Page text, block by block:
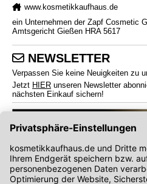
www.kosmetikkaufhaus.de
ein Unternehmen der Zapf Cosmetic
Amtsgericht Gießen HRA 5617
NEWSLETTER
Verpassen Sie keine Neuigkeiten zu
Jetzt HIER unseren Newsletter
nächsten Einkauf sichern!